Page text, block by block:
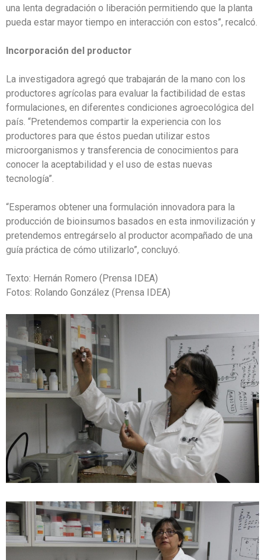
una lenta degradación o liberación permitiendo que la planta
pueda estar mayor tiempo en interacción con estos”, recalcó.
Incorporación del productor
La investigadora agregó que trabajarán de la mano con los
productores agrícolas para evaluar la factibilidad de estas
formulaciones, en diferentes condiciones agroecológica del
país. “Pretendemos compartir la experiencia con los
productores para que éstos puedan utilizar estos
microorganismos y transferencia de conocimientos para
conocer la aceptabilidad y el uso de estas nuevas
tecnología”.
“Esperamos obtener una formulación innovadora para la
producción de bioinsumos basados en esta inmovilización y
pretendemos entregárselo al productor acompañado de una
guía práctica de cómo utilizarlo”, concluyó.
Texto: Hernán Romero (Prensa IDEA)
Fotos: Rolando González (Prensa IDEA)